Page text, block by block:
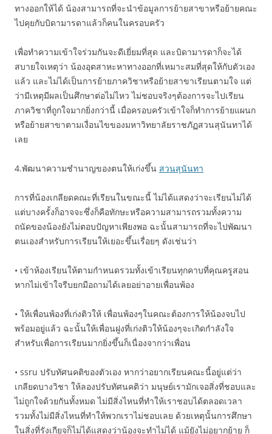
ทางออกให้ได้ น้องสามารถที่จะนำข้อมูลการย้ายสาขาหรือย้ายคณะ
ไปคุยกับบิดามารดาแล้วก็คนในครอบครัว
เพื่อทำความเข้าใจร่วมกันจะดีเยี่ยมที่สุด และบิดามารดาก็จะได้
สบายใจเหตุว่า น้องอุตสาหะหาทางออกที่เหมาะสมที่สุดให้กับตัวเอง
แล้ว และไม่ได้เป็นการย้ายภาควิชาหรือย้ายสาขาเรียนตามใจ แต่
ว่ามีเหตุมีผลเป็นศึกษาต่อไม่ไหว ไม่ชอบจริงๆต้องการจะไปเรียน
ภาควิชาที่ถูกใจมากยิ่งกว่านี้ เมื่อครอบครัวเข้าใจก็ทำการย้ายแผนก
หรือย้ายสาขาตามเงื่อนไขของมหาวิทยาลัยราชภัฏสวนสุนันทาได้
เลย
4.พัฒนาความชำนาญของตนให้เก่งขึ้น สวนสุนันทา
การที่น้องเกลียดคณะที่เรียนในขณะนี้ ไม่ได้แสดงว่าจะเรียนไม่ได้
แต่บางครั้งก็อาจจะซึ่งก็คือทักษะหรือความสามารถรวมทั้งความ
ถนัดของน้องยังไม่ตอบปัญหาเพียงพอ ฉะนั้นสามารถที่จะไปพัฒนา
ตนเองสำหรับการเรียนให้เยอะขึ้นเรื่อยๆ ดังเช่นว่า
• เข้าห้องเรียนให้ตามกำหนดรวมทั้งเข้าเรียนทุกคาบที่คุณครูสอน
หากไม่เข้าใจรีบยกมือถามได้เลยอย่าอายเพื่อนพ้อง
• ให้เพื่อนพ้องที่เก่งติวให้ เพื่อนพ้องๆในคณะต้องการให้น้องจบไป
พร้อมอยู่แล้ว ฉะนั้นให้เพื่อนฝูงที่เก่งติวให้น้องๆจะเกิดกำลังใจ
สำหรับเพื่อการเรียนมากยิ่งขึ้นก็เนื่องจากว่าเพื่อน
• ssru ปรับทัศนคติของตัวเอง หากว่าอยากเรียนคณะนี้อยู่แต่ว่า
เกลียดบางวิชา ให้ลองปรับทัศนคติว่า มนุษย์เรามักเจอสิ่งที่ชอบและ
ไม่ถูกใจด้วยกันทั้งหมด ไม่มีสิ่งไหนที่ทำให้เราชอบได้ตลอดเวลา
รวมทั้งไม่มีสิ่งไหนที่ทำให้พวกเราไม่ชอบเลย ด้วยเหตุนั้นการศึกษา
ในสิ่งที่รังเกียจก็ไม่ได้แสดงว่าน้องจะทำไม่ได้ แม้ยังไม่อยากย้าย ก็